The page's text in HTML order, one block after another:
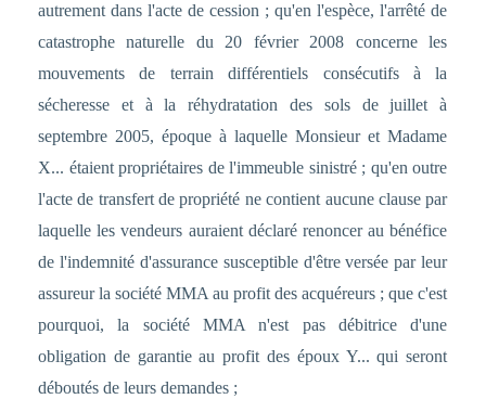
autrement dans l'acte de cession ; qu'en l'espèce, l'arrêté de
catastrophe naturelle du 20 février 2008 concerne les
mouvements de terrain différentiels consécutifs à la
sécheresse et à la réhydratation des sols de juillet à
septembre 2005, époque à laquelle Monsieur et Madame
X... étaient propriétaires de l'immeuble sinistré ; qu'en outre
l'acte de transfert de propriété ne contient aucune clause par
laquelle les vendeurs auraient déclaré renoncer au bénéfice
de l'indemnité d'assurance susceptible d'être versée par leur
assureur la société MMA au profit des acquéreurs ; que c'est
pourquoi, la société MMA n'est pas débitrice d'une
obligation de garantie au profit des époux Y... qui seront
déboutés de leurs demandes ;